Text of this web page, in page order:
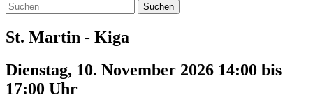
Suchen
St. Martin - Kiga
Dienstag, 10. November 2026 14:00 bis
17:00 Uhr